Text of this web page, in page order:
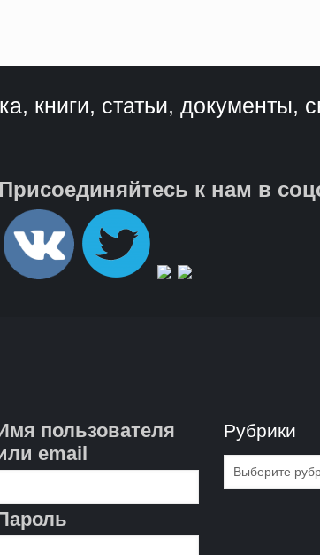
книги, статьи, документы,
к нам в
пользователя
email
Рубрики
Рубрики